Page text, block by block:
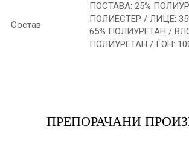
Состав
ПОСТАВА: 25%
ПОЛИЕСТЕР / ЛИЦЕ:
65% ПОЛИУРЕТАН /
ПОЛИУРЕТАН / ЃОН:
ПРЕПОРАЧАНИ